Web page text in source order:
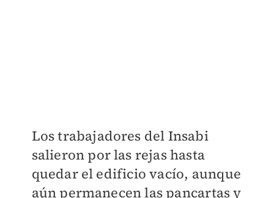
Los trabajadores del Insabi
salieron por las rejas hasta
quedar el edificio vacío, aunque
aún permanecen las pancartas y